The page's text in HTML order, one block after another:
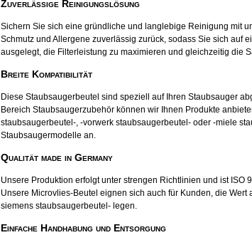
Zuverlässige Reinigungslösung
Sichern Sie sich eine gründliche und langlebige Reinigung mit
Schmutz und Allergene zuverlässig zurück, sodass Sie sich auf
ausgelegt, die Filterleistung zu maximieren und gleichzeitig die
Breite Kompatibilität
Diese Staubsaugerbeutel sind speziell auf Ihren Staubsauger
Bereich Staubsaugerzubehör können wir Ihnen Produkte
staubsaugerbeutel-, -vorwerk staubsaugerbeutel- oder -miele
Staubsaugermodelle an.
Qualität made in Germany
Unsere Produktion erfolgt unter strengen Richtlinien und ist
Unsere Microvlies-Beutel eignen sich auch für Kunden, die
siemens staubsaugerbeutel- legen.
Einfache Handhabung und Entsorgung